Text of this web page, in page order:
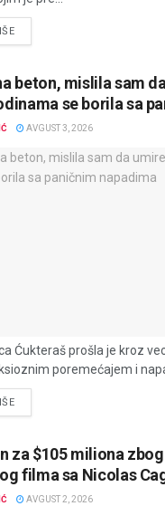
DETAILS
beton, mislila sam
se borila sa
AVGUST 3, 2026
Ćukteraš prošla je kroz
poremećajem i
DETAILS
za $105 miliona
filma sa Nicolas
AVGUST 2, 2026